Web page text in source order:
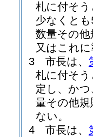
札に付そ
少なくと
数量その
又はこれ
3
市長は、
札に付そ
定し、か
量その他
ない。
4
市長は、